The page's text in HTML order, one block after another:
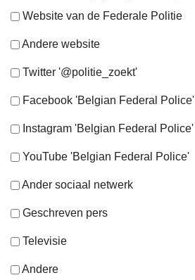
Website van de Federale Politie
Andere website
Twitter '@politie_zoekt'
Facebook 'Belgian Federal Police'
Instagram 'Belgian Federal Police'
YouTube 'Belgian Federal Police'
Ander sociaal netwerk
Geschreven pers
Televisie
Andere